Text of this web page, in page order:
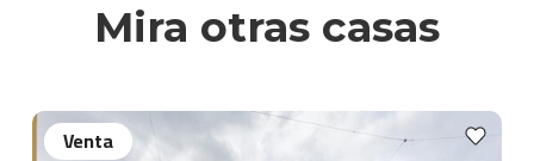
Mira otras casas
Venta